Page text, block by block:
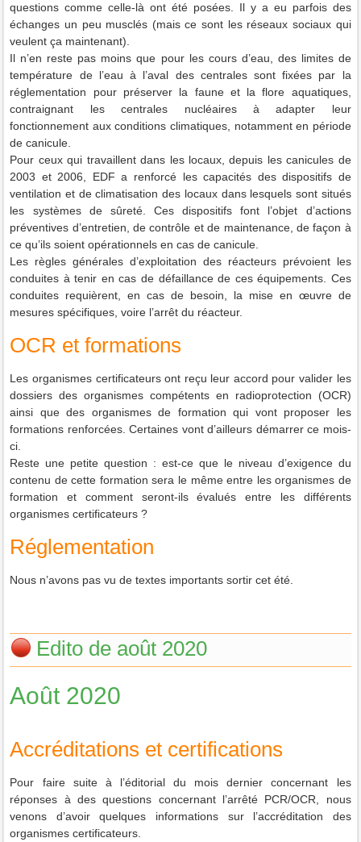
questions comme celle-là ont été posées. Il y a eu parfois des
échanges un peu musclés (mais ce sont les réseaux sociaux qui
veulent ça maintenant).
Il n’en reste pas moins que pour les cours d’eau, des limites de
température de l’eau à l’aval des centrales sont fixées par la
réglementation pour préserver la faune et la flore aquatiques,
contraignant les centrales nucléaires à adapter leur
fonctionnement aux conditions climatiques, notamment en période
de canicule.
Pour ceux qui travaillent dans les locaux, depuis les canicules de
2003 et 2006, EDF a renforcé les capacités des dispositifs de
ventilation et de climatisation des locaux dans lesquels sont situés
les systèmes de sûreté. Ces dispositifs font l’objet d’actions
préventives d’entretien, de contrôle et de maintenance, de façon à
ce qu’ils soient opérationnels en cas de canicule.
Les règles générales d’exploitation des réacteurs prévoient les
conduites à tenir en cas de défaillance de ces équipements. Ces
conduites requièrent, en cas de besoin, la mise en œuvre de
mesures spécifiques, voire l’arrêt du réacteur.
OCR et formations
Les organismes certificateurs ont reçu leur accord pour valider les
dossiers des organismes compétents en radioprotection (OCR)
ainsi que des organismes de formation qui vont proposer les
formations renforcées. Certaines vont d’ailleurs démarrer ce mois-
ci.
Reste une petite question : est-ce que le niveau d’exigence du
contenu de cette formation sera le même entre les organismes de
formation et comment seront-ils évalués entre les différents
organismes certificateurs ?
Réglementation
Nous n’avons pas vu de textes importants sortir cet été.
Edito de août 2020
Août 2020
Accréditations et certifications
Pour faire suite à l’éditorial du mois dernier concernant les
réponses à des questions concernant l’arrêté PCR/OCR, nous
venons d’avoir quelques informations sur l’accréditation des
organismes certificateurs.